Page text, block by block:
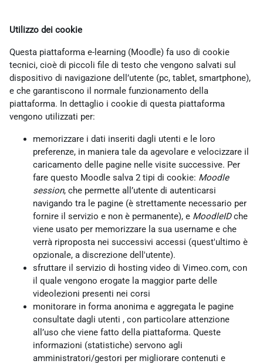
Utilizzo dei cookie
Questa piattaforma e-learning (Moodle) fa uso di cookie
tecnici, cioè di piccoli file di testo che vengono salvati sul
dispositivo di navigazione dell’utente (pc, tablet, smartphone),
e che garantiscono il normale funzionamento della
piattaforma. In dettaglio i cookie di questa piattaforma
vengono utilizzati per:
memorizzare i dati inseriti dagli utenti e le loro
preferenze, in maniera tale da agevolare e velocizzare il
caricamento delle pagine nelle visite successive. Per
fare questo Moodle salva 2 tipi di cookie: Moodle
session, che permette all’utente di autenticarsi
navigando tra le pagine (è strettamente necessario per
fornire il servizio e non è permanente), e MoodleIDche
viene usato per memorizzare la sua username e che
verrà riproposta nei successivi accessi (quest'ultimo è
opzionale, a discrezione dell'utente).
sfruttare il servizio di hosting video di Vimeo.com, con
il quale vengono erogate la maggior parte delle
videolezioni presenti nei corsi
monitorare in forma anonima e aggregata le pagine
consultate dagli utenti , con particolare attenzione
all’uso che viene fatto della piattaforma. Queste
informazioni (statistiche) servono agli
amministratori/gestori per migliorare contenuti e